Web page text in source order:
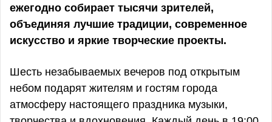
ежегодно собирает тысячи зрителей,
объединяя лучшие традиции, современное
искусство и яркие творческие проекты.
Шесть незабываемых вечеров под открытым
небом подарят жителям и гостям города
атмосферу настоящего праздника музыки,